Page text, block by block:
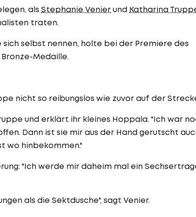
als Stephanie Venier und Katharina
traten.
sich selbst nennen, holte bei der Premiere des
Medaille.
nicht so reibungslos wie zuvor auf der
und erklärt ihr kleines Hoppala. "Ich war
Dann ist sie mir aus der Hand gerutscht
wo hinbekommen."
"Ich werde mir daheim mal ein
als die Sektdusche", sagt Venier.